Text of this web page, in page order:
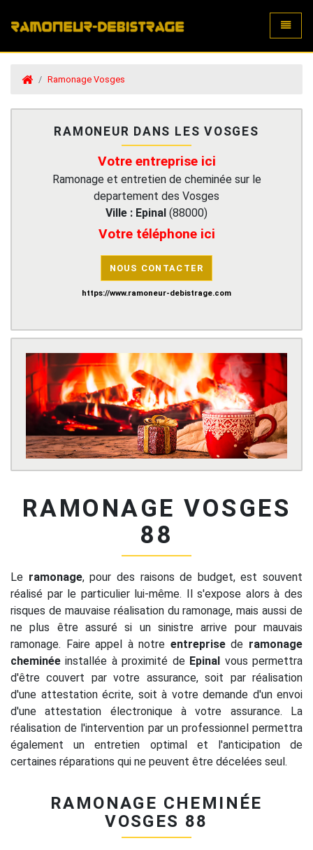
Ramonage Vosges
RAMONEUR DANS LES VOSGES
Votre entreprise ici
Ramonage et entretien de cheminée sur le
departement des Vosges
Ville : Epinal (88000)
Votre téléphone ici
NOUS CONTACTER
https://www.ramoneur-debistrage.com
RAMONAGE VOSGES
88
Le ramonage, pour des raisons de budget, est souvent
réalisé par le particulier lui-même. Il s'expose alors à des
risques de mauvaise réalisation du ramonage, mais aussi de
ne plus être assuré si un sinistre arrive pour mauvais
ramonage. Faire appel à notre entreprisede ramonage
cheminée installée à proximité de Epinal vous permettra
d'être couvert par votre assurance, soit par réalisation
d'une attestation écrite, soit à votre demande d'un envoi
d'une attestation électronique à votre assurance. La
réalisation de l'intervention par un professionnel permettra
également un entretien optimal et l'anticipation de
certaines réparations qui ne peuvent être décelées seul.
RAMONAGE CHEMINÉE
VOSGES 88